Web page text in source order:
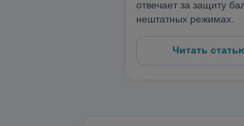
отвечает за защиту
нештатных режимах.
Читать